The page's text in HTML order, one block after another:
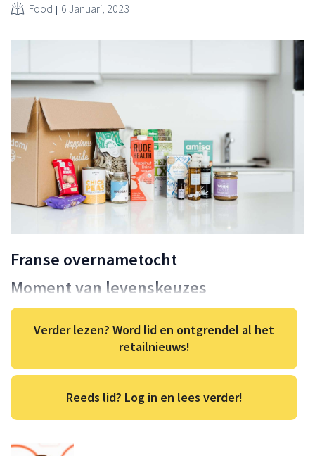
Food 6 Januari, 2023
Franse overnametocht
Moment van levenskeuzes
Verder lezen? Word lid en ontgrendel al het
retailnieuws!
Reeds lid? Log in en lees verder!